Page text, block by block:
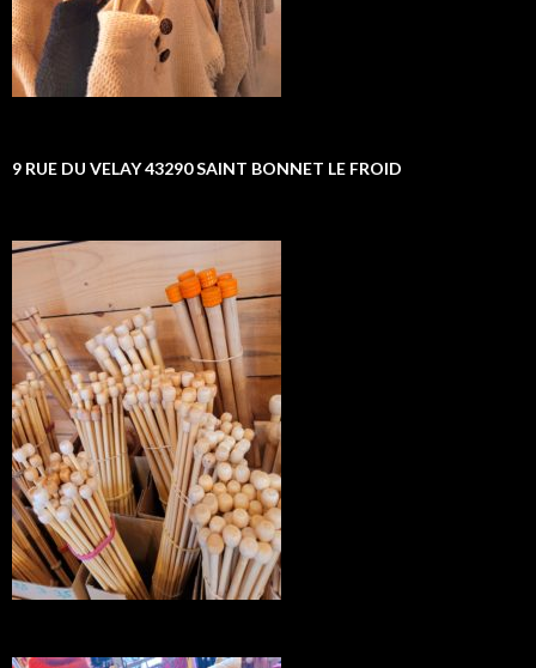
9 RUE DU VELAY 43290 SAINT BONNET LE FROID